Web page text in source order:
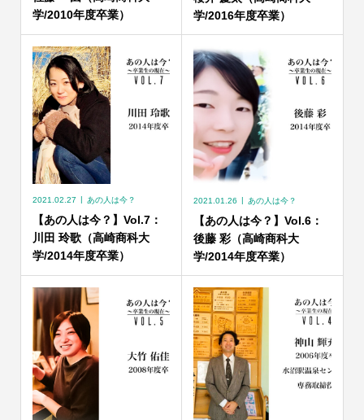
学/2010年度卒業）
学/2016年度卒業）
2021.02.27 あの人は今？
【あの人は今？】Vol.7：
川田 玲歌（高崎商科大
学/2014年度卒業）
2021.01.26 あの人は今？
【あの人は今？】Vol.6：
後藤 彩（高崎商科大
学/2014年度卒業）